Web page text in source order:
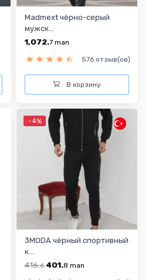
Madmext чёрно-серый
мужск...
1,072.7 man
576 отзыв(ов)
В корзину
-4%
3MODA чёрный спортивный
к...
416.6 401.8 man